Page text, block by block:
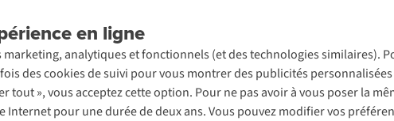
en ligne
analytiques et fonctionnels (et des technologies similaires).
des cookies de suivi pour vous montrer des publicités
tout », vous acceptez cette option. Pour ne pas avoir à vous poser la
pour une durée de deux ans. Vous pouvez modifier vos